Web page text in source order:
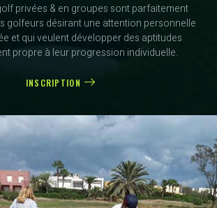
privées & en groupes sont parfaitement
golfeurs désirant une attention personnelle
et qui veulent développer des aptitudes
propre à leur progression individuelle.
INSCRIPTION